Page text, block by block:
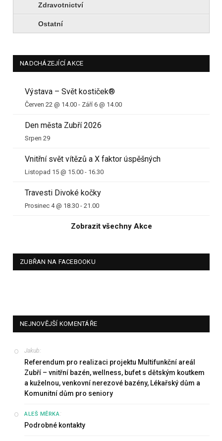
Zdravotnictví
Ostatní
NADCHÁZEJÍCÍ AKCE
Výstava – Svět kostiček®
Červen 22 @ 14.00 - Září 6 @ 14.00
Den města Zubří 2026
Srpen 29
Vnitřní svět vítězů a X faktor úspěšných
Listopad 15 @ 15.00 - 16.30
Travesti Divoké kočky
Prosinec 4 @ 18.30 - 21.00
Zobrazit všechny Akce
ZUBŘAN NA FACEBOOKU
NEJNOVĚJŠÍ KOMENTÁŘE
Jakub:
Referendum pro realizaci projektu Multifunkční areál
Zubří – vnitřní bazén, wellness, bufet s dětským koutkem
a kuželnou, venkovní nerezové bazény, Lékařský dům a
Komunitní dům pro seniory
ALEŠ MĚRKA:
Podrobné kontakty